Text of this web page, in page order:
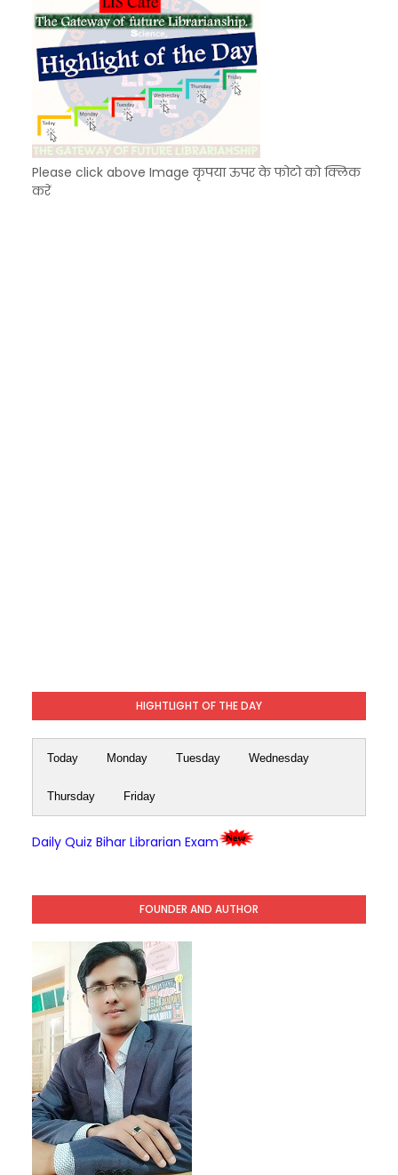
Please click above Image कृपया ऊपर के फोटो को क्लिक
करें
HIGHTLIGHT OF THE DAY
Today Monday Tuesday Wednesday
Thursday Friday
Daily Quiz Bihar Librarian Exam
FOUNDER AND AUTHOR